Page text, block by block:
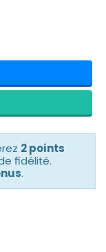
2 points
fidélité.
.